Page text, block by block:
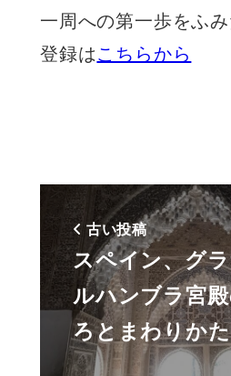
一周への第一歩をふみ
登録はこちらから
古い投稿
スペイン、グ
ルハンブラ宮
ろとまわりか